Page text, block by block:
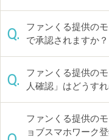
Q.
ファンくる提供の
で承認されますか？
Q.
ファンくる提供の
人確認」はどうす
ファンくる提供の
ョブスマホワーク